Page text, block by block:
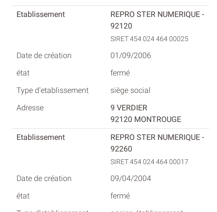
REPRO STER NUMERIQUE -
92120
SIRET 454 024 464 00025
01/09/2006
fermé
siège social
9 VERDIER
92120 MONTROUGE
REPRO STER NUMERIQUE -
92260
SIRET 454 024 464 00017
09/04/2004
fermé